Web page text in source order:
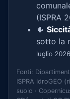
(ISPRA
🌵
sotto la
luglio
Fonti:
ISPRA IdroGEO
suolo ·